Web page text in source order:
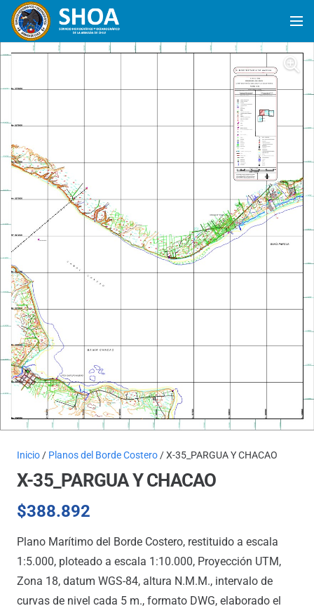
Inicio / Planos del Borde Costero / X-35_PARGUA Y CHACAO
X-35_PARGUA Y CHACAO
$388.892
Plano Marítimo del Borde Costero, restituido a escala
1:5.000, ploteado a escala 1:10.000, Proyección UTM,
Zona 18, datum WGS-84, altura N.M.M., intervalo de
curvas de nivel cada 5 m., formato DWG, elaborado el